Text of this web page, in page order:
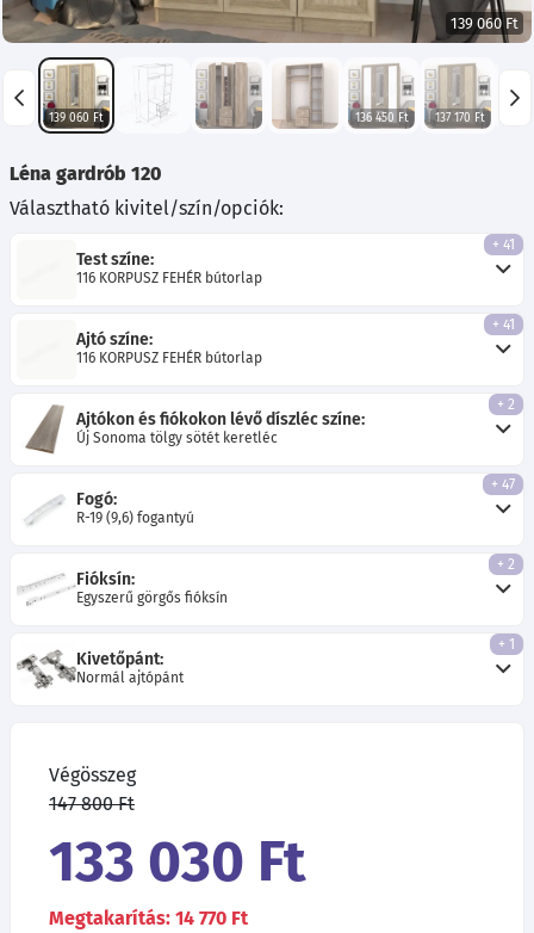
139 060 Ft
139 060 Ft 136 450 Ft 137 170 Ft
Léna gardrób 120
Választható kivitel/szín/opciók:
Test színe:
116 KORPUSZ FEHÉR bútorlap
+ 41
Ajtó színe:
116 KORPUSZ FEHÉR bútorlap
+ 41
Ajtókon és fiókokon lévő díszléc színe:
Új Sonoma tölgy sötét keretléc
+ 2
Fogó:
R-19 (9,6) fogantyú
+ 47
Fióksín:
Egyszerű görgős fióksín
+ 2
Kivetőpánt:
Normál ajtópánt
+ 1
Végösszeg
147 800 Ft
133 030 Ft
Megtakarítás: 14 770 Ft